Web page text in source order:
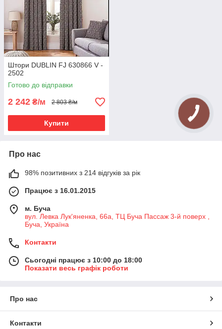
Штори DUBLIN FJ 630866 V -
2502
Готово до відправки
2 242 ₴/м 2 803 ₴/м
Купити
Про нас
98% позитивних з 214 відгуків за рік
Працює з 16.01.2015
м. Буча
вул. Левка Лук'яненка, 66а, ТЦ Буча Пассаж 3-й поверх ,
Буча, Україна
Контакти
Сьогодні працює з 10:00 до 18:00
Показати весь графік роботи
Про нас
Контакти